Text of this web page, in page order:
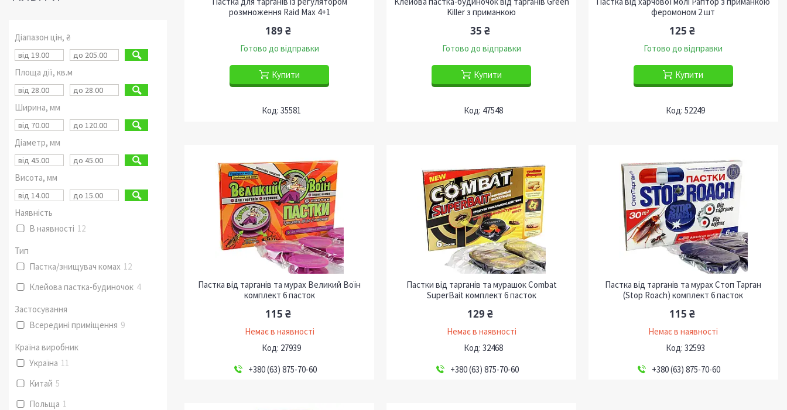
розмноження Raid Max 4+1
189 ₴
Готово до відправки
Купити
35581
Killer з приманкою
35 ₴
Готово до відправки
Купити
47548
феромоном 2 шт
125 ₴
Готово до відправки
Купити
52249
Пастка від тарганів та мурах Великий Воїн
комплект 6 пасток
115 ₴
Немає в наявності
27939
+380 (63) 875-70-60
Пастки від тарганів та мурашок Combat
SuperBait комплект 6 пасток
129 ₴
Немає в наявності
32468
+380 (63) 875-70-60
Пастка від тарганів та мурах Стоп Тарган
(Stop Roach) комплект 6 пасток
115 ₴
Немає в наявності
32593
+380 (63) 875-70-60
Діапазон цін, ₴
Площа дії, кв.м
Ширина, мм
Діаметр, мм
Висота, мм
Наявність
В наявності 12
Тип
Пастка/знищувач комах 12
Клейова пастка-будиночок 4
Застосування
Всередині приміщення 9
Країна виробник
Україна 11
Китай 5
Польща 1